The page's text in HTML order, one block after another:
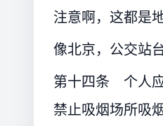
注意啊，这都是
像北京，公交站
第十四条 个人
禁止吸烟场所吸